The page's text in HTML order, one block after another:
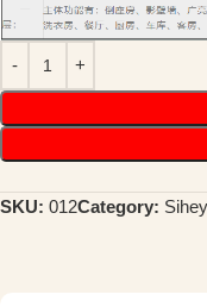
SKU: 012Category: